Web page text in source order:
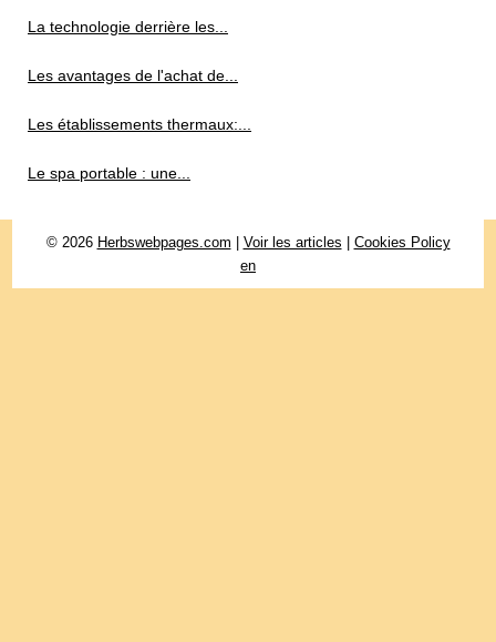
La technologie derrière les...
Les avantages de l'achat de...
Les établissements thermaux:...
Le spa portable : une...
© 2026 Herbswebpages.com Voir les articles
Cookies Policy
en